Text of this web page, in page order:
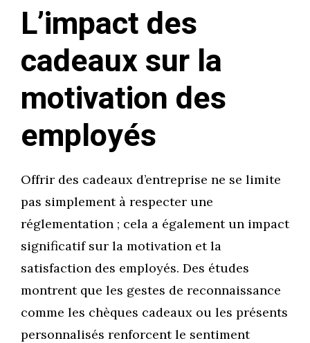
L’impact des
cadeaux sur la
motivation des
employés
Offrir des cadeaux d’entreprise ne se limite
pas simplement à respecter une
réglementation ; cela a également un impact
significatif sur la motivation et la
satisfaction des employés. Des études
montrent que les gestes de reconnaissance
comme les chèques cadeaux ou les présents
personnalisés renforcent le sentiment